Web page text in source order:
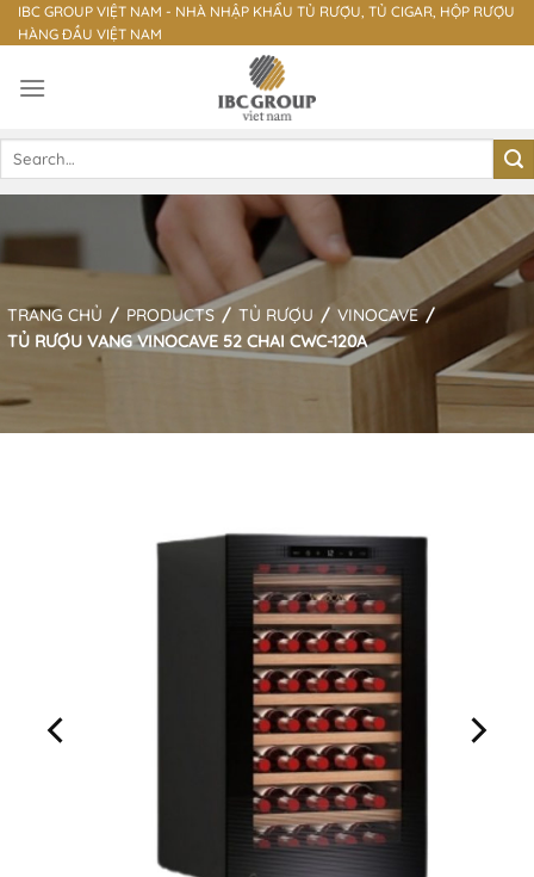
Skip
to
IBC GROUP VIỆT NAM - NHÀ NHẬP KHẨU TỦ RƯỢU, TỦ CIGAR, HỘP RƯỢU
HÀNG ĐẦU VIỆT NAM
Search
TRANG CHỦ / PRODUCTS / TỦ RƯỢU / VINOCAVE /
TỦ RƯỢU VANG VINOCAVE 52 CHAI CWC-120A